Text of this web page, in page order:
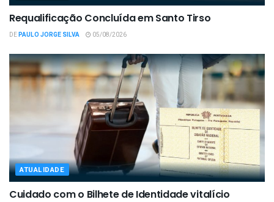
Requalificação Concluída em Santo Tirso
DEPAULO JORGE SILVA 05/08/2026
ATUALIDADE
Cuidado com o Bilhete de Identidade vitalício